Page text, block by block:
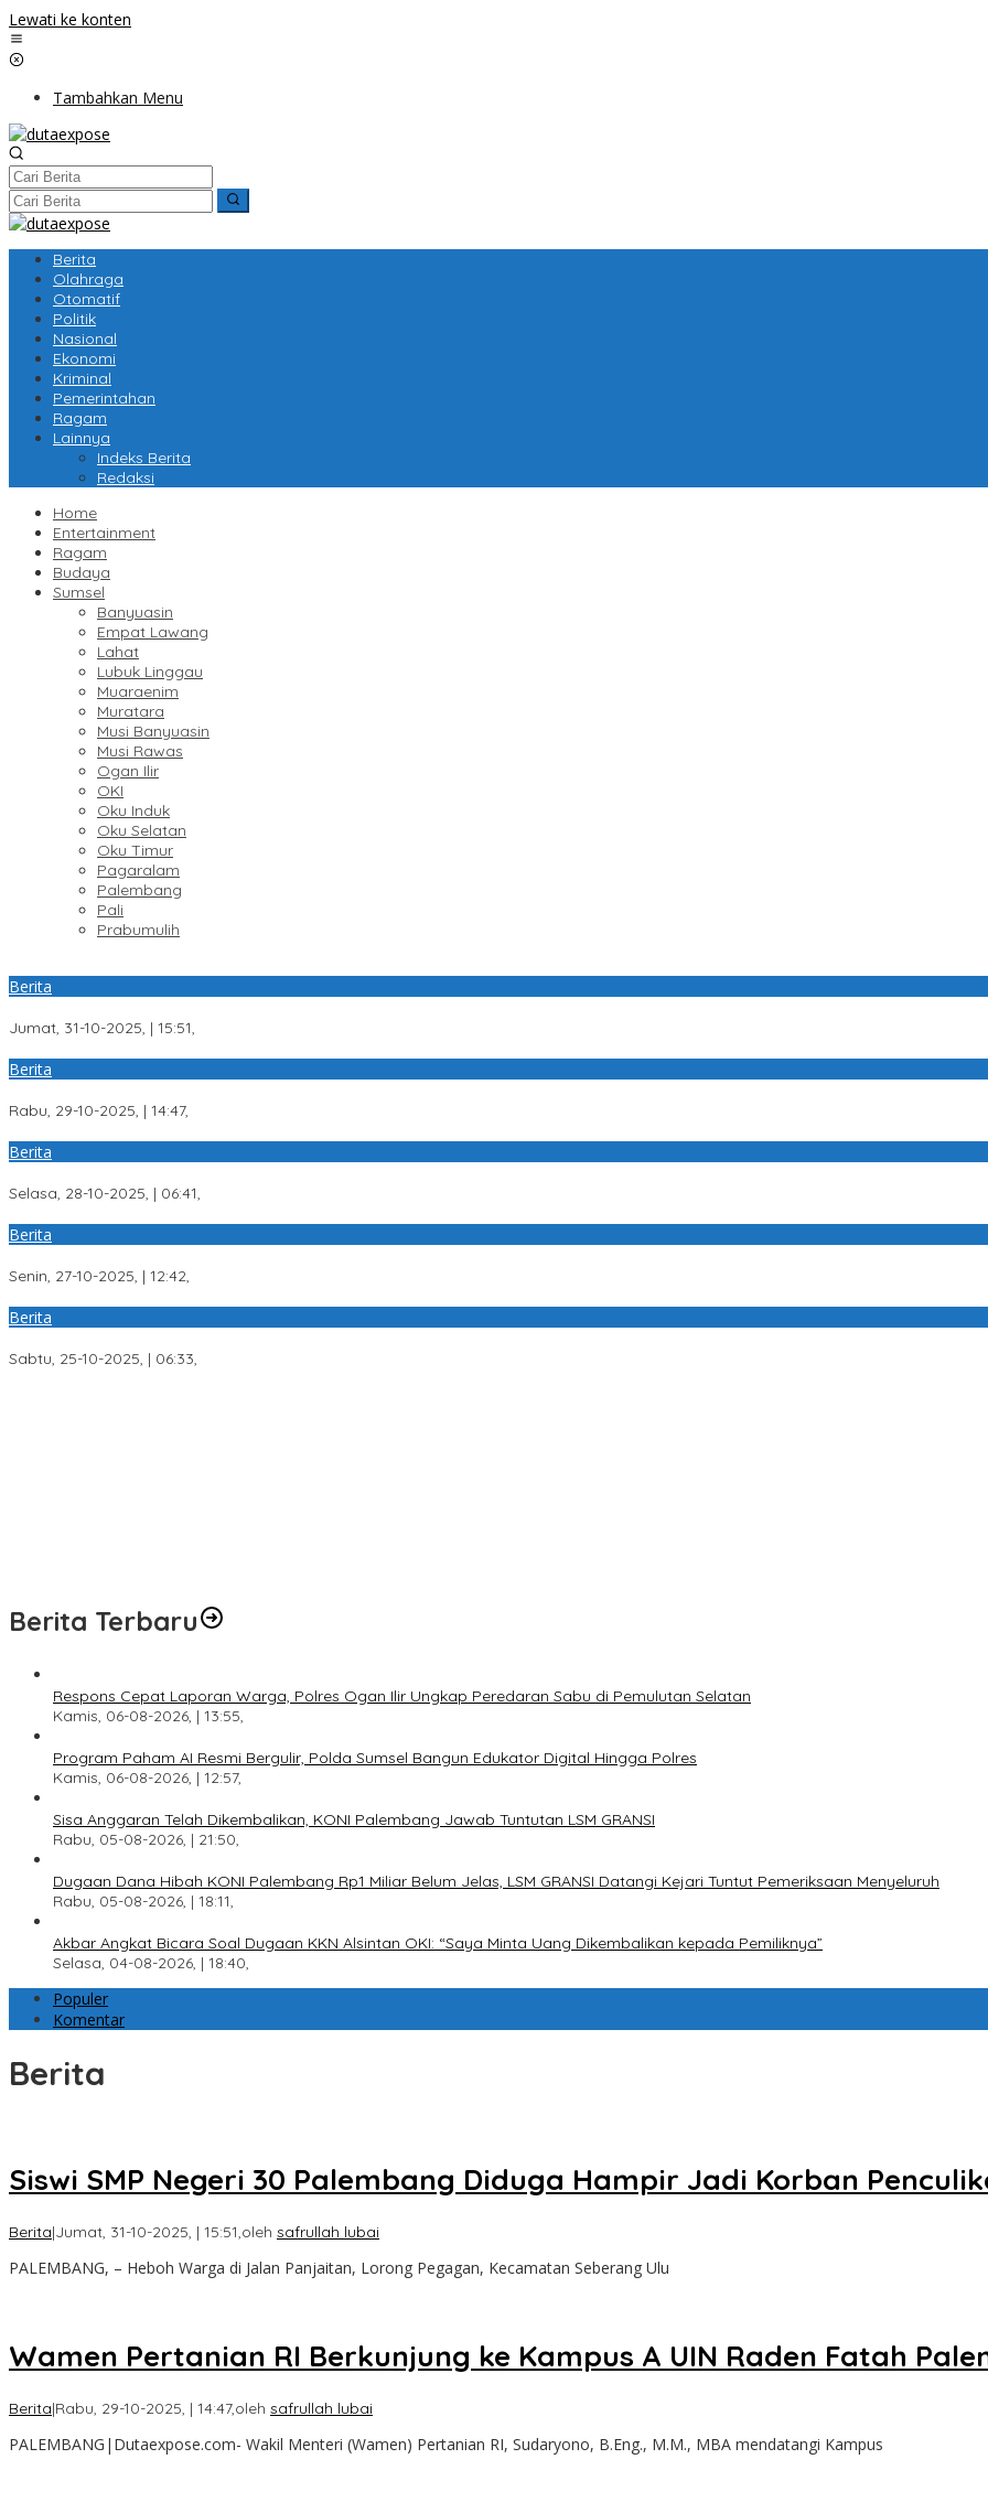
Lewati ke konten
Tambahkan Menu
Berita
Olahraga
Otomatif
Politik
Nasional
Ekonomi
Kriminal
Pemerintahan
Ragam
Lainnya
Indeks Berita
Redaksi
Home
Entertainment
Ragam
Budaya
Sumsel
Banyuasin
Empat Lawang
Lahat
Lubuk Linggau
Muaraenim
Muratara
Musi Banyuasin
Musi Rawas
Ogan Ilir
OKI
Oku Induk
Oku Selatan
Oku Timur
Pagaralam
Palembang
Pali
Prabumulih
Berita
Jumat, 31-10-2025, | 15:51,
Berita
Rabu, 29-10-2025, | 14:47,
Berita
Selasa, 28-10-2025, | 06:41,
Berita
Senin, 27-10-2025, | 12:42,
Berita
Sabtu, 25-10-2025, | 06:33,
Berita Terbaru
Respons Cepat Laporan Warga, Polres Ogan Ilir Ungkap Peredaran Sabu di Pemulutan Selatan
Kamis, 06-08-2026, | 13:55,
Program Paham AI Resmi Bergulir, Polda Sumsel Bangun Edukator Digital Hingga Polres
Kamis, 06-08-2026, | 12:57,
Sisa Anggaran Telah Dikembalikan, KONI Palembang Jawab Tuntutan LSM GRANSI
Rabu, 05-08-2026, | 21:50,
Dugaan Dana Hibah KONI Palembang Rp1 Miliar Belum Jelas, LSM GRANSI Datangi Kejari Tuntut Pemeriksaan Menyeluruh
Rabu, 05-08-2026, | 18:11,
Akbar Angkat Bicara Soal Dugaan KKN Alsintan OKI: “Saya Minta Uang Dikembalikan kepada Pemiliknya”
Selasa, 04-08-2026, | 18:40,
Populer
Komentar
Berita
Siswi SMP Negeri 30 Palembang Diduga Hampir Jadi Korban
Berita|Jumat, 31-10-2025, | 15:51,oleh safrullah lubai
PALEMBANG, – Heboh Warga di Jalan Panjaitan, Lorong Pegagan, Kecamatan Seberang Ulu
Wamen Pertanian RI Berkunjung ke Kampus A UIN Raden Fatah
Berita|Rabu, 29-10-2025, | 14:47,oleh safrullah lubai
PALEMBANG|Dutaexpose.com- Wakil Menteri (Wamen) Pertanian RI, Sudaryono, B.Eng., M.M., MBA mendatangi Kampus